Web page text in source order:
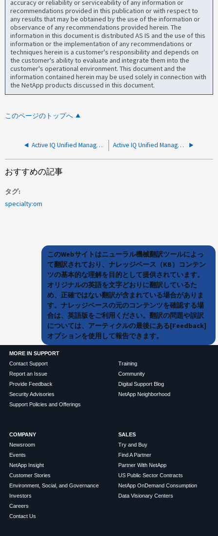
accuracy or reliability or serviceability of any information or
recommendations provided in this publication or with respect to
any results that may be obtained by the use of the information or
observance of any recommendations provided herein. The
information in this document is distributed AS IS and the use of this
information or the implementation of any recommendations or
techniques herein is a customer's responsibility and depends on
the customer's ability to evaluate and integrate them into the
customer's operational environment. This document and the
information contained herein may be used solely in connection with
the NetApp products discussed in this document.
このページのトップへ
Active IQ Unified ManagerでActive Directory認証が失敗するか時間がかかる Active IQ Unified Manager アラート：ノードディスク断片化の警告しきい値を超過
おすすめの記事
タグ
specialty:om
このWebサイトはニューラル機械翻訳ツールによっ
て翻訳されており、ナレッジベース（KB）コンテン
ツの基本的な理解を目的として提供されています。
オリジナルの英語を文字どおりに翻訳しているた
め、正確ではない翻訳が含まれている場合がありま
す。ナレッジベースの元のコンテンツを確認する場
合は、英語版をご利用ください。翻訳の問題や誤訳
については、アーティクルの最後にある[Feedback]
オプションを使用して報告できます。
MORE IN SUPPORT
Contact Support
Report an Issue
Provide Feedback
Security Advisories
Support Policies and Offerings
Training
Community
Digital Support Blog
NetApp Neighborhood
COMPANY
Newsroom
Events
NetApp Insight
Customer Stories
Environment, Social, and Governance
Investors
Careers
Contact Us
SALES
Try and Buy
Find A Partner
Partner With NetApp
US Public Sector Contracts
NetApp OnDemand Consumption
Data Visionary Centers